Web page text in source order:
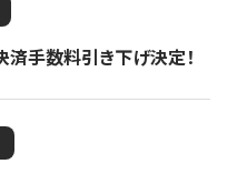
済手数料引き下げ決定！